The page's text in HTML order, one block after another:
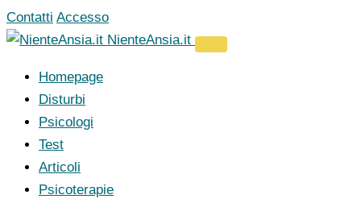
Vai
al
Contatti Accesso
NienteAnsia.it
Homepage
Disturbi
Psicologi
Test
Articoli
Psicoterapie